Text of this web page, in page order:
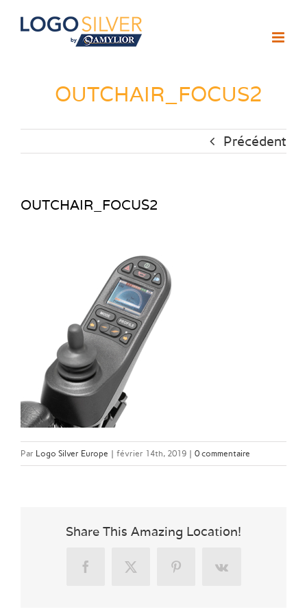
Passer
OUTCHAIR_FOCUS2
Précédent
OUTCHAIR_FOCUS2
Par Logo Silver Europe | février 14th, 2019 | 0 commentaire
Share This Amazing Location!
FacebookX PinterestVk